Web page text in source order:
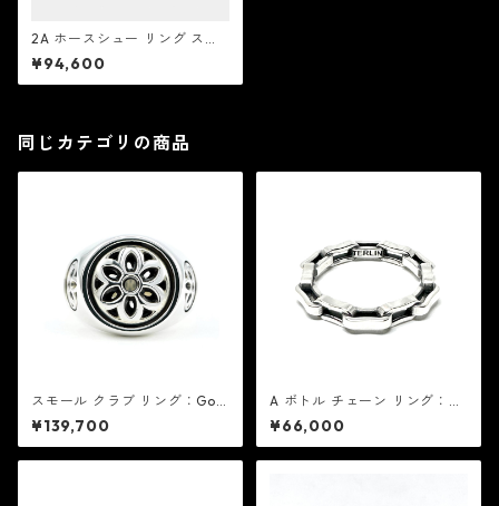
2A ホースシュー リング スム
ース：Good Art HLYWD グッ
ド アート ハリウッド
¥94,600
同じカテゴリの商品
スモール クラブ リング：Goo
d Art HLYWD グッド アート
ハリウッド
¥139,700
A ボトル チェーン リング：G
ood Art HLYWD グッド アー
ト ハリウッド
¥66,000